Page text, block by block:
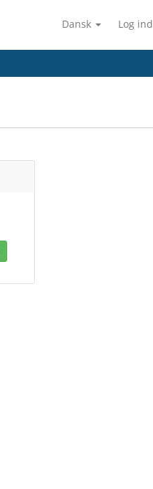
Dansk Log ind